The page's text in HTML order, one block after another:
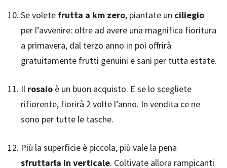
Se volete frutta a km zero, piantate un ciliegio
per l’avvenire: oltre ad avere una magnifica fioritura
a primavera, dal terzo anno in poi offrirà
gratuitamente frutti genuini e sani per tutta estate.
Il rosaio è un buon acquisto. E se lo scegliete
rifiorente, fiorirà 2 volte l’anno. In vendita ce ne
sono per tutte le tasche.
Più la superficie è piccola, più vale la pena
sfruttarla in verticale. Coltivate allora rampicanti